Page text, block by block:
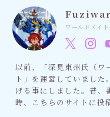
ワールドメイ
以前、「深見東州氏（ワ
ト」を運営していまし
げる事にしました。昔、
時、こちらのサイトに投